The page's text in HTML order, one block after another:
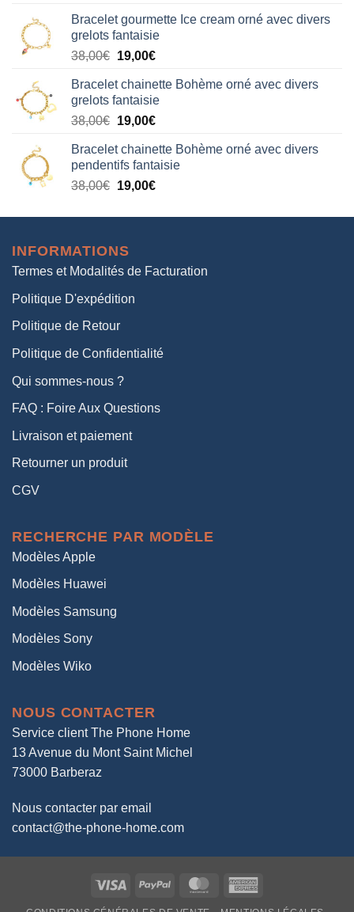
initial
était :
38,00€.
actuel
est :
19,00€.
Bracelet gourmette Ice cream orné avec divers
grelots fantaisie
38,00€ Le
initial
était :
38,00€.
19,00€Le
actuel
est :
19,00€.
Bracelet chainette Bohème orné avec divers
grelots fantaisie
38,00€ Le
initial
était :
38,00€.
19,00€Le
actuel
est :
19,00€.
Bracelet chainette Bohème orné avec divers
pendentifs fantaisie
38,00€ Le
initial
38,00€.
19,00€Le
actuel
INFORMATIONS
Termes et Modalités de Facturation
Politique D'expédition
Politique de Retour
Politique de Confidentialité
Qui sommes-nous ?
FAQ : Foire Aux Questions
Livraison et paiement
Retourner un produit
CGV
RECHERCHE PAR MODÈLE
Modèles Apple
Modèles Huawei
Modèles Samsung
Modèles Sony
Modèles Wiko
NOUS CONTACTER
Service client The Phone Home
13 Avenue du Mont Saint Michel
73000 Barberaz
Nous contacter par email
contact@the-phone-home.com
Visa PayPal MasterCard